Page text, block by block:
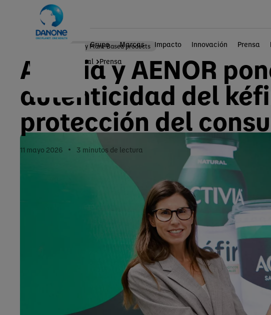
Grupo Marcas Impacto Innovación Prensa
Página principal Prensa
11 mayo 2026 3 minutos de lectura
Activia y AENOR
autenticidad del
protección del
Essential Dairy Plant-Based products